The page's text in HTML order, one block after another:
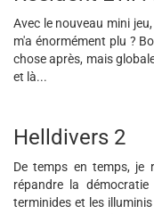
Avec le nouveau mini
m'a énormément plu ?
chose après, mais
et là...
Helldivers 2
De temps en temps, je
répandre la
terminides et les